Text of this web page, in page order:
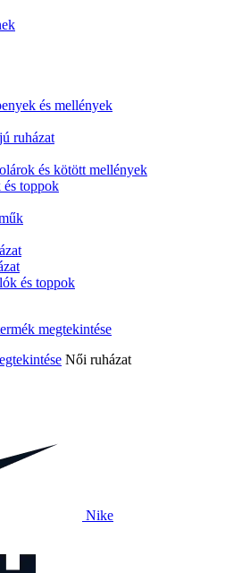
és mellények
ruházat
és kötött mellények
toppok
és toppok
Női ruházat
Nike